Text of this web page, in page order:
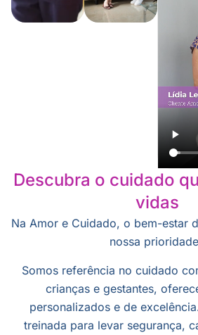
Descubra o cuidado
vidas
Na Amor e Cuidado, o bem-estar
nossa
Somos referência no cuidado
crianças e gestantes,
personalizados e de
treinada para levar segurança,